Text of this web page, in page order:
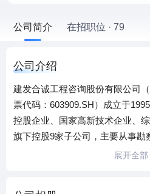
公司简介 在招职位 · 79
公司介绍
建发合诚工程咨询股份有限公司
票代码：603909.SH）成立于
控股企业、国家高新技术企业、
旗下控股9家子公司，主要从事
测、建筑施工、综合管养、工程
展开全部